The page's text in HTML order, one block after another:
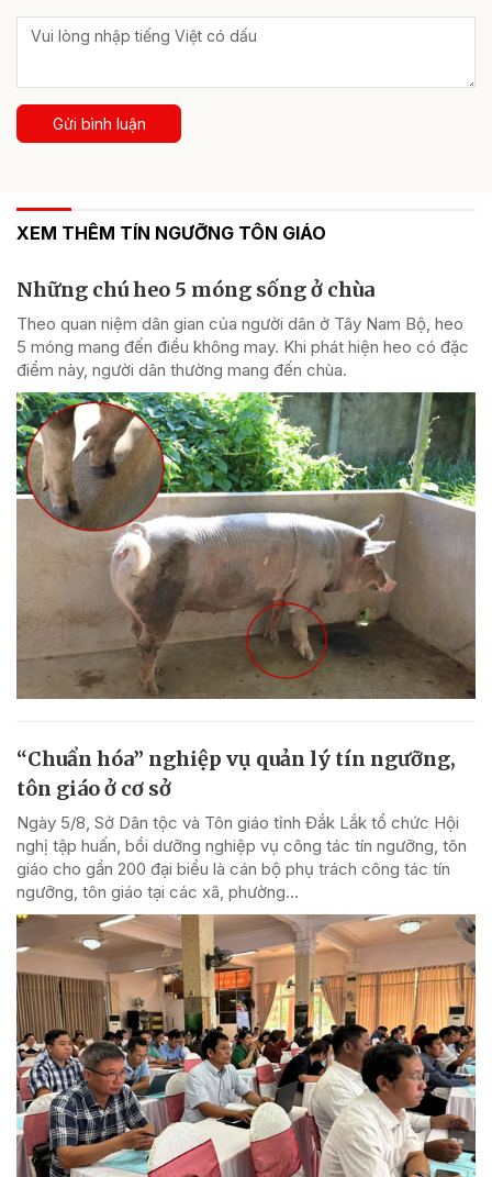
Gửi bình luận
XEM THÊM TÍN NGƯỠNG TÔN GIÁO
Những chú heo 5 móng sống ở chùa
Theo quan niệm dân gian của người dân ở Tây Nam Bộ, heo
5 móng mang đến điều không may. Khi phát hiện heo có đặc
điểm này, người dân thường mang đến chùa.
“Chuẩn hóa” nghiệp vụ quản lý tín ngưỡng,
tôn giáo ở cơ sở
Ngày 5/8, Sở Dân tộc và Tôn giáo tỉnh Đắk Lắk tổ chức Hội
nghị tập huấn, bồi dưỡng nghiệp vụ công tác tín ngưỡng, tôn
giáo cho gần 200 đại biểu là cán bộ phụ trách công tác tín
ngưỡng, tôn giáo tại các xã, phường...